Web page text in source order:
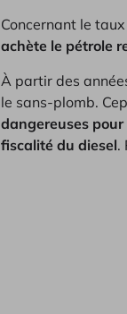
Concernant le
achète le pétrole
À partir des
le sans-plomb.
dangereuses
fiscalité du diesel.